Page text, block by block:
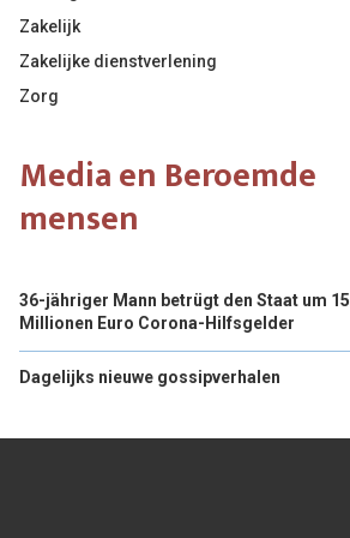
Zakelijk
Zakelijke dienstverlening
Zorg
Media en Beroemde
mensen
36-jähriger Mann betrügt den Staat um 15
Millionen Euro Corona-Hilfsgelder
Dagelijks nieuwe gossipverhalen